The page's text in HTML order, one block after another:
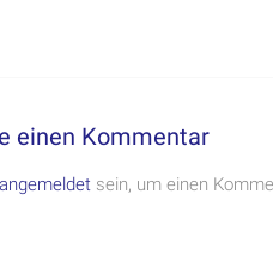
einen Kommentar
angemeldet sein, um einen